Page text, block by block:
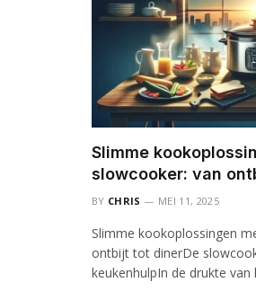
Slimme
slowcooker: van
BY CHRIS MEI 11, 2025
Slimme kookoplossingen
ontbijt tot dinerDe
keukenhulpIn de drukte